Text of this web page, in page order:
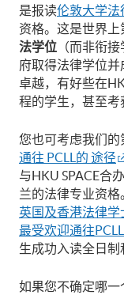
是报读伦敦大学法
资格。这是世界
法学位 （而非衔
府取得法律学位
卓越，有好些在
程的学生，甚至考
您也可考虑我们的
通往 PCLL的 途径
与HKU SPACE合
兰的法律专业资格
英国及香港法律学
最受欢迎通往
生成功入读全日制
如果您不确定哪一